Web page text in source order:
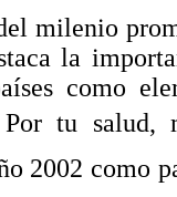
milenio
la
como
tu salud,
2002 como